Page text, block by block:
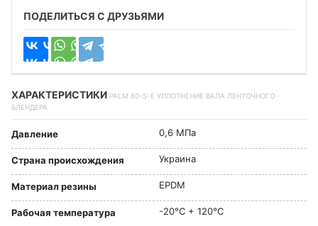
ПОДЕЛИТЬСЯ С ДРУЗЬЯМИ
ХАРАКТЕРИСТИКИ PALM 80-S-E УПЛОТНЕНИЕ ВАЛА ЛЕНТОЧНОГО
БЛЕНДЕРА
Давление 0,6 МПа
Страна происхождения Украина
Материал резины EPDM
Рабочая температура -20°C + 120°C